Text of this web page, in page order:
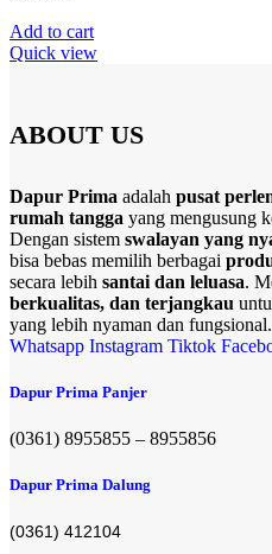
Add to cart
Quick view
ABOUT US
Dapur Prima adalah pusat
rumah tangga yang mengusung
Dengan sistem swalayan yang
bisa bebas memilih berbagai
secara lebih santai dan leluasa.
berkualitas, dan terjangkau
yang lebih nyaman dan fungsional.
Whatsapp Instagram Tiktok
Dapur Prima Panjer
(0361) 8955855 – 8955856​
Dapur Prima Dalung
(0361) 412104